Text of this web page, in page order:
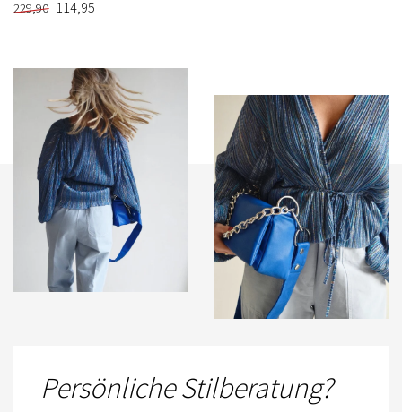
229,90 114,95
Persönliche Stilberatung?